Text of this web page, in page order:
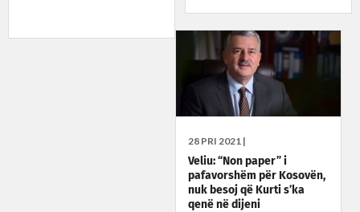
28 PRI 2021 |
Veliu: “Non paper” i
pafavorshëm për Kosovën,
nuk besoj që Kurti s’ka
qenë në dijeni